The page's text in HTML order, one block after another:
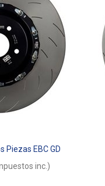
Piezas EBC GD
inc.)